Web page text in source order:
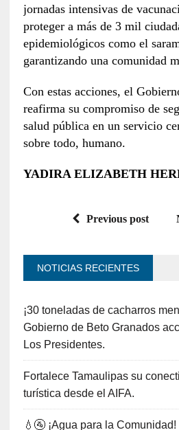
jornadas intensivas de
proteger a más de 3 mil
epidemiológicos como el
garantizando una comunidad
Con estas acciones, el
reafirma su compromiso de
salud pública en un servicio
sobre todo, humano.
YADIRA ELIZABETH
Previous post
NOTICIAS RECIENTES
¡30 toneladas de cacharros
Gobierno de Beto Granados
Los Presidentes.
Fortalece Tamaulipas su
turística desde el AIFA.
💧🚰 ¡Agua para la Comunidad!